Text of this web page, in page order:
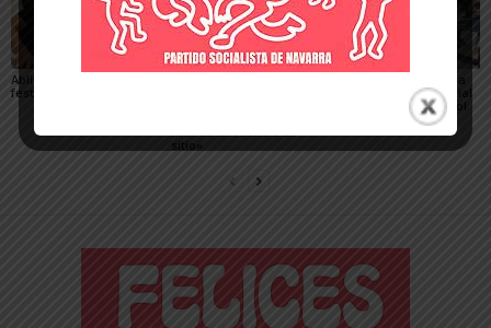
Ablitas abre el verano
festivo con sus peras
mundo encuentre su
sitio»
programación especial
del eclipse total de Sol
del 12 de agosto